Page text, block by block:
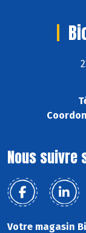
Nous suivre
Votre magasin